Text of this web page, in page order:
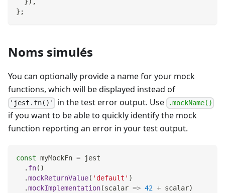
} ;
Noms simulés
You can optionally provide a name for your mock
functions, which will be displayed instead of
'jest.fn()' in the test error output. Use .mockName()
if you want to be able to quickly identify the mock
function reporting an error in your test output.
const myMockFn = jest
. fn( )
.mockReturnValue( 'default' )
.mockImplementation(scalar => 42 + scalar)